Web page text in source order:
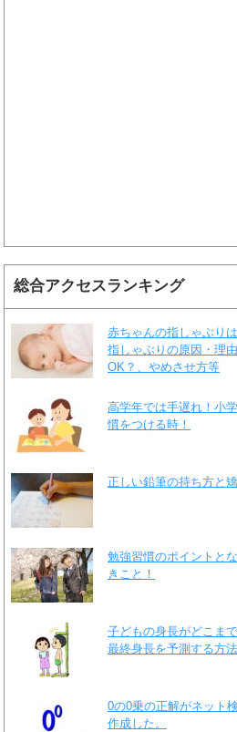
総合アクセスランキング
赤ちゃんの指しゃぶり
指しゃぶりの原因・理
OK？、やめさせ方等
高学年では手遅れ！小
慣をつける時！
正しい鉛筆の持ち方と
勉強習慣のポイントと
きこと！
子どもの身長がどこま
最終身長を予測する方
0の0乗の正解がネット
作成した。